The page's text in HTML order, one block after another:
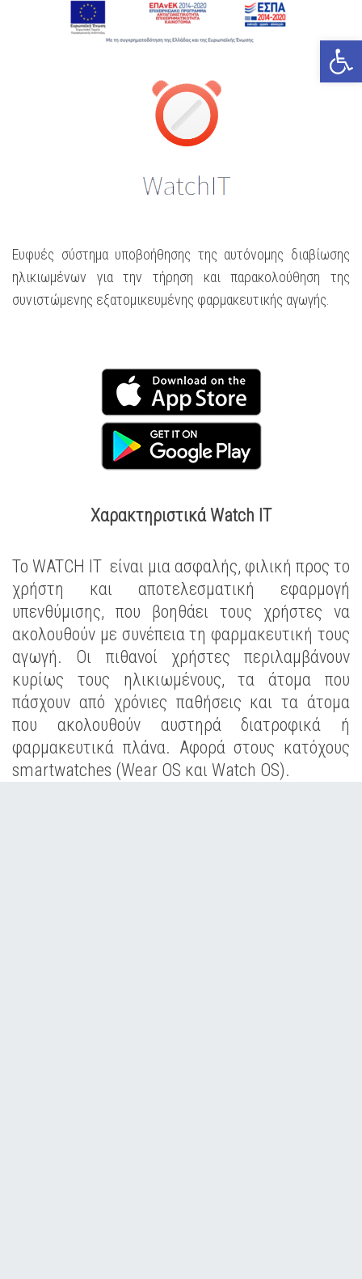
Ευφυές σύστημα υποβοήθησης της αυτόνομης διαβίωσης
ηλικιωμένων για την τήρηση και παρακολούθηση της
συνιστώμενης εξατομικευμένης φαρμακευτικής αγωγής.
Χαρακτηριστικά Watch IT
Το WATCH IT είναι μια ασφαλής, φιλική προς το
χρήστη και αποτελεσματική εφαρμογή
υπενθύμισης, που βοηθάει τους χρήστες να
ακολουθούν με συνέπεια τη φαρμακευτική τους
αγωγή. Οι πιθανοί χρήστες περιλαμβάνουν
κυρίως τους ηλικιωμένους, τα άτομα που
πάσχουν από χρόνιες παθήσεις και τα άτομα
που ακολουθούν αυστηρά διατροφικά ή
φαρμακευτικά πλάνα. Αφορά στους κατόχους
smartwatches (Wear OS και Watch OS).